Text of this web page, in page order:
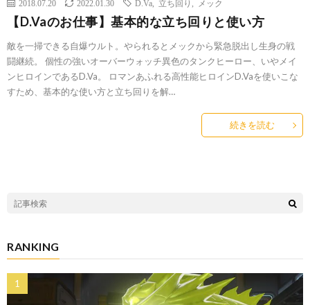
2018.07.20 2022.01.30 D.Va 立ち回り メック
【D.Vaのお仕事】基本的な立ち回りと使い方
敵を一掃できる自爆ウルト。やられるとメックから緊急脱出し生身の戦
闘継続。 個性の強いオーバーウォッチ異色のタンクヒーロー、いやメイ
ンヒロインであるD.Va。 ロマンあふれる高性能ヒロインD.Vaを使いこな
すため、基本的な使い方と立ち回りを解…
続きを読む
RANKING